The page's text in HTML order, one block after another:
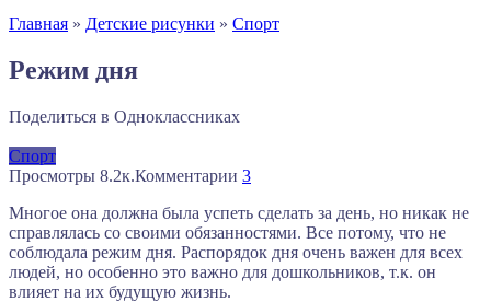
Главная » Детские рисунки » Спорт
Режим дня
Поделиться в Одноклассниках
Спорт
Просмотры 8.2к.Комментарии 3
Многое она должна была успеть сделать за день, но никак не
справлялась со своими обязанностями. Все потому, что не
соблюдала режим дня. Распорядок дня очень важен для всех
людей, но особенно это важно для дошкольников, т.к. он
влияет на их будущую жизнь.